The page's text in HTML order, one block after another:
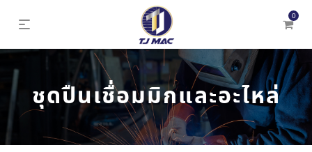
0
ชุดปืนเชื่อมมิกและอะไหล่